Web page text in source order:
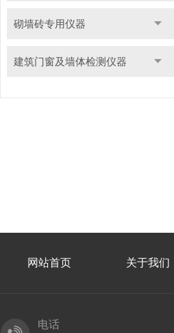
砌墙砖专用仪器
建筑门窗及墙体检测仪器
网站首页 关于我们
电话